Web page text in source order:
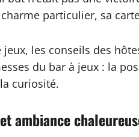
particulier, sa
les conseils des
du bar à jeux : la
curiosité.
ambiance